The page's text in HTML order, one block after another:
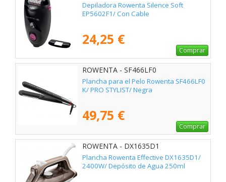
Depiladora Rowenta Silence Soft
EP5602F1/ Con Cable
24,25 €
Comprar
ROWENTA - SF466LF0
Plancha para el Pelo Rowenta SF466LF0
K/ PRO STYLIST/ Negra
49,75 €
Comprar
ROWENTA - DX1635D1
Plancha Rowenta Effective DX1635D1/
2400W/ Depósito de Agua 250ml